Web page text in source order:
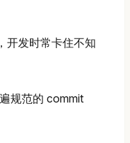
开发时常卡住不知
规范的 commit